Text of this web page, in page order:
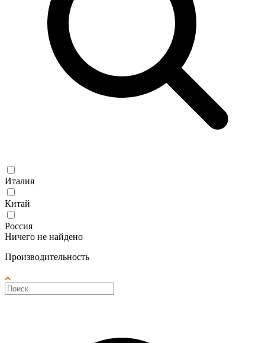
Италия
Китай
Россия
Ничего не найдено
Производительность